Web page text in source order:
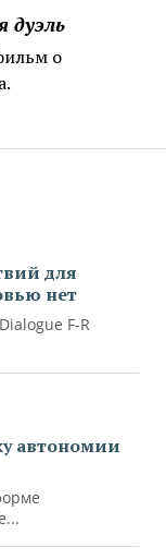
дуэль
о
для
нет
F-R
автономии